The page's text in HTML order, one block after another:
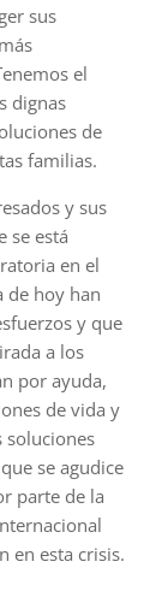
sus
el
dignas
de
familias.
y sus
se está
en el
de hoy han
y que
a los
por ayuda,
de vida y
soluciones
se agudice
parte de la
en esta crisis.